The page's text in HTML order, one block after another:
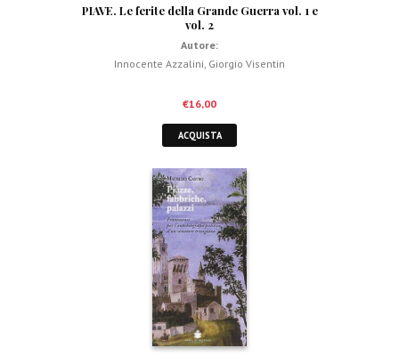
PIAVE. Le ferite della Grande Guerra vol. 1 e
vol. 2
Autore:
Innocente Azzalini Giorgio Visentin
€16,00
ACQUISTA